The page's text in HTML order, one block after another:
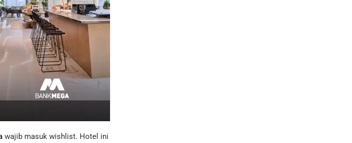
wajib masuk wishlist. Hotel ini